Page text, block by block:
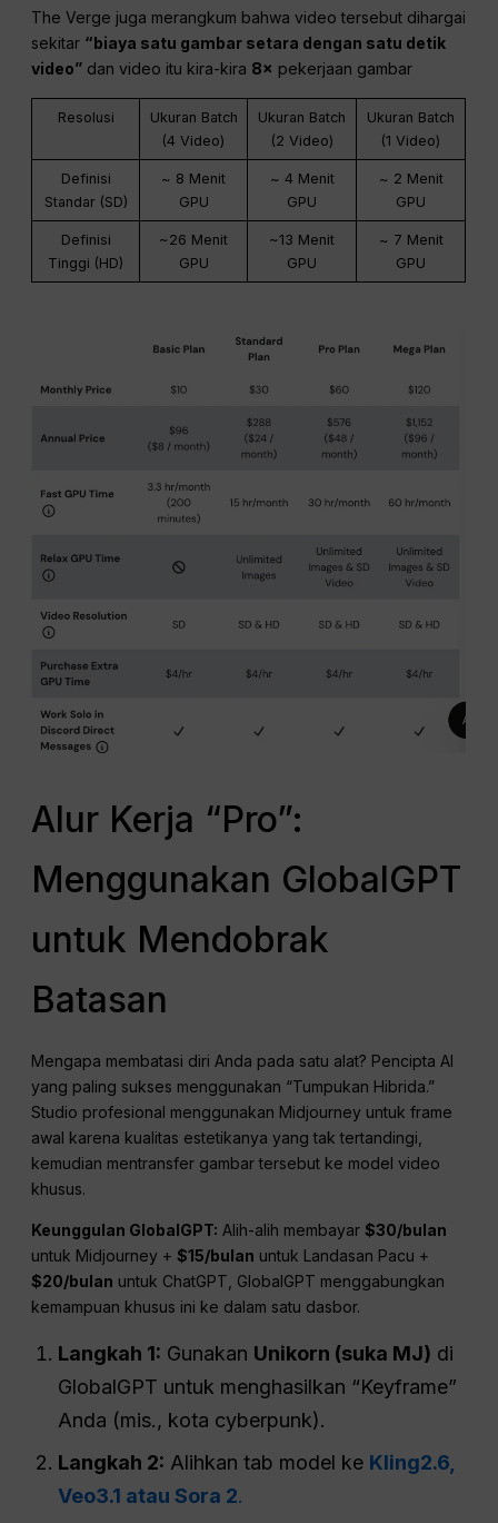
The Verge juga merangkum bahwa video tersebut dihargai
sekitar “biaya satu gambar setara dengan satu detik
video” dan video itu kira-kira 8× pekerjaan gambar
Resolusi
Ukuran Batch
(4 Video)
Ukuran Batch
(2 Video)
Ukuran Batch
(1 Video)
Definisi
Standar (SD)
~ 8 Menit
GPU
~ 4 Menit
GPU
~ 2 Menit
GPU
Definisi
Tinggi (HD)
~26 Menit
GPU
~13 Menit
GPU
~ 7 Menit
GPU
Alur Kerja “Pro”:
Menggunakan GlobalGPT
untuk Mendobrak
Batasan
Mengapa membatasi diri Anda pada satu alat? Pencipta AI
yang paling sukses menggunakan “Tumpukan Hibrida.”
Studio profesional menggunakan Midjourney untuk frame
awal karena kualitas estetikanya yang tak tertandingi,
kemudian mentransfer gambar tersebut ke model video
khusus.
Keunggulan GlobalGPT: Alih-alih membayar$30/bulan
untuk Midjourney +$15/bulan untuk Landasan Pacu +
$20/bulan untuk ChatGPT, GlobalGPT menggabungkan
kemampuan khusus ini ke dalam satu dasbor.
Langkah 1: Gunakan Unikorn (suka MJ) di
GlobalGPT untuk menghasilkan “Keyframe”
Anda (mis., kota cyberpunk).
Langkah 2: Alihkan tab model ke Kling2.6,
Veo3.1 atau Sora 2.